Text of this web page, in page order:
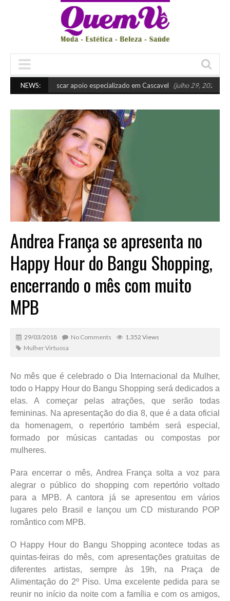
NEWS:
buscar apoio especializado em Cascavel (julho 29, 2026 10:45 am)
Andrea França se apresenta no
Happy Hour do Bangu Shopping,
encerrando o mês com muito
MPB
29/03/2018 No Comments
1.352 Views
Mulher Virtuosa
No mês que é celebrado o Dia Internacional da Mulher,
todo o Happy Hour do Bangu Shopping será dedicados a
elas. A começar pelas atrações, que serão todas
femininas. Na apresentação do dia 8, que é a data oficial
da homenagem, o repertório também será especial,
formado por músicas cantadas ou compostas por
mulheres.
Para encerrar o mês, Andrea França solta a voz para
alegrar o público do shopping com repertório voltado
para a MPB. A cantora já se apresentou em vários
lugares pelo Brasil e lançou um CD misturando POP
romântico com MPB.
O Happy Hour do Bangu Shopping acontece todas as
quintas-feiras do mês, com apresentações gratuitas de
diferentes artistas, sempre às 19h, na Praça de
Alimentação do 2º Piso. Uma excelente pedida para se
reunir no início da noite com a família e com os amigos,